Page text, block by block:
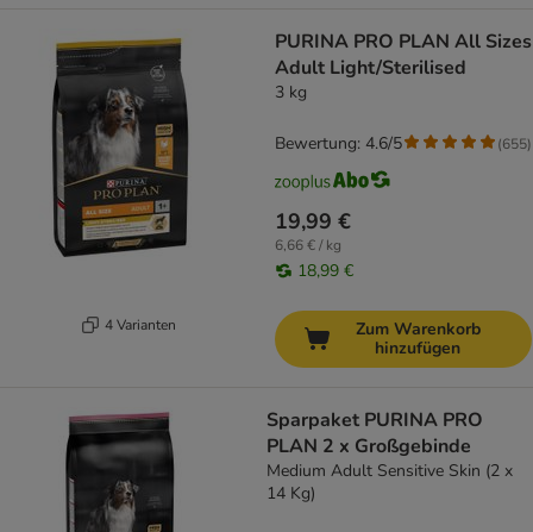
4 Varianten
PURINA PRO PLAN All Sizes
Adult Light/Sterilised
3 kg
19,99 €
6,66 € / kg
18,99 €
Bewertung: 4.6/5 (655)
Zum Warenkorb
hinzufügen
Sparpaket PURINA PRO
PLAN 2 x Großgebinde
Medium Adult Sensitive Skin (2 x
14 Kg)